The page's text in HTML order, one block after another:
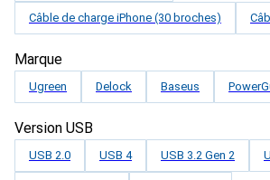
Câble de charge iPhone (30 broches)
Marque
Ugreen Delock Baseus
Version USB
USB 2.0 USB 4 USB 3.2 Gen 2